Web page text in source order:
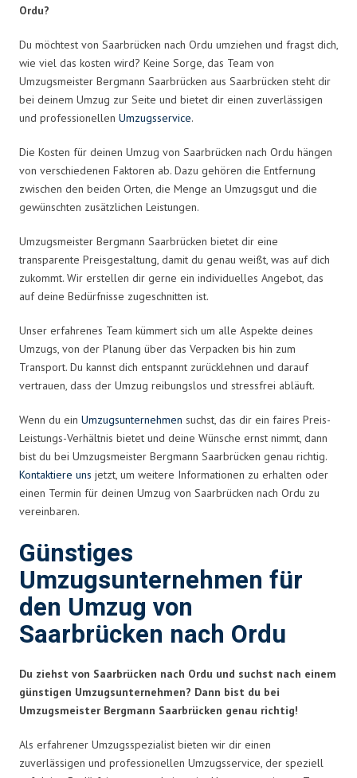
Ordu?
Du möchtest von Saarbrücken nach Ordu umziehen und fragst dich,
wie viel das kosten wird? Keine Sorge, das Team von
Umzugsmeister Bergmann Saarbrücken aus Saarbrücken steht dir
bei deinem Umzug zur Seite und bietet dir einen zuverlässigen
und professionellen Umzugsservice.
Die Kosten für deinen Umzug von Saarbrücken nach Ordu hängen
von verschiedenen Faktoren ab. Dazu gehören die Entfernung
zwischen den beiden Orten, die Menge an Umzugsgut und die
gewünschten zusätzlichen Leistungen.
Umzugsmeister Bergmann Saarbrücken bietet dir eine
transparente Preisgestaltung, damit du genau weißt, was auf dich
zukommt. Wir erstellen dir gerne ein individuelles Angebot, das
auf deine Bedürfnisse zugeschnitten ist.
Unser erfahrenes Team kümmert sich um alle Aspekte deines
Umzugs, von der Planung über das Verpacken bis hin zum
Transport. Du kannst dich entspannt zurücklehnen und darauf
vertrauen, dass der Umzug reibungslos und stressfrei abläuft.
Wenn du ein Umzugsunternehmen suchst, das dir ein faires Preis-
Leistungs-Verhältnis bietet und deine Wünsche ernst nimmt, dann
bist du bei Umzugsmeister Bergmann Saarbrücken genau richtig.
Kontaktiere uns jetzt, um weitere Informationen zu erhalten oder
einen Termin für deinen Umzug von Saarbrücken nach Ordu zu
vereinbaren.
Günstiges
Umzugsunternehmen für
den Umzug von
Saarbrücken nach Ordu
Du ziehst von Saarbrücken nach Ordu und suchst nach einem
günstigen Umzugsunternehmen? Dann bist du bei
Umzugsmeister Bergmann Saarbrücken genau richtig!
Als erfahrener Umzugsspezialist bieten wir dir einen
zuverlässigen und professionellen Umzugsservice, der speziell